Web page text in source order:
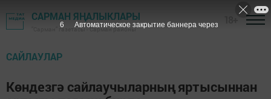
САРМАН ЯҢАЛЫКЛАРЫ
"Сарман" газетасы - Сарман районы
САЙЛАУЛАР
Көндезгә сайлаучыларның яртысыннан
6 Автоматическое закрытие баннера через